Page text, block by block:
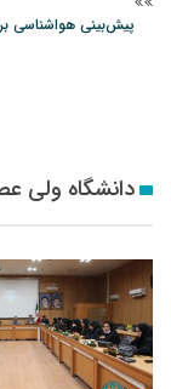
پیش‌بینی هواشناسی
دانشگاه ولی